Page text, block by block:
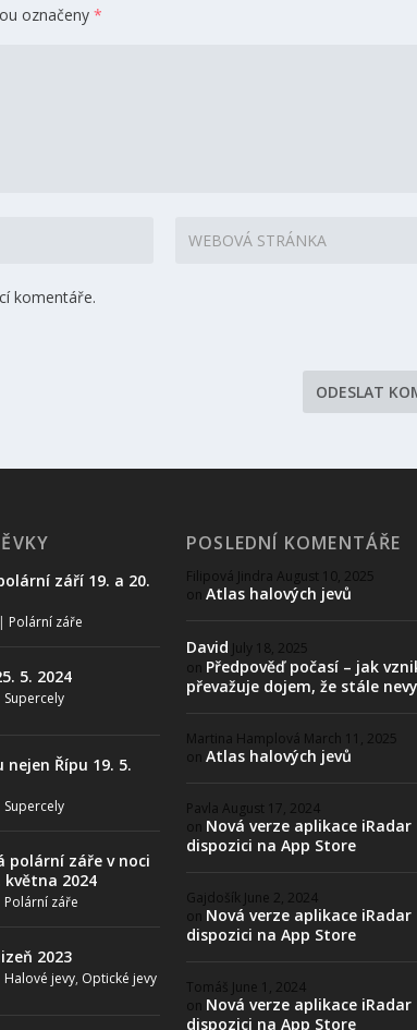
označeny*
komentáře.
září 19. a 20.
Polární záře
5. 2024
Supercely
nejen Řípu 19. 5.
Supercely
polární záře v noci
května 2024
Polární záře
2023
Halové jevy, Optické jevy
POSLEDNÍ KOMENTÁŘE
Filipová Jindra August 10, 2025
on Atlas halových jevů
David July 18, 2025
on Předpověď počasí – jak
převažuje dojem, že stále
Martina Hamplová March 11, 2025
on Atlas halových jevů
Pavla August 17, 2024
on Nová verze aplikace iRadar
dispozici na App Store
Gajdošík June 2, 2024
on Nová verze aplikace iRadar
dispozici na App Store
Tomáš
June 1, 2024
on Nová verze aplikace iRadar
dispozici na App Store